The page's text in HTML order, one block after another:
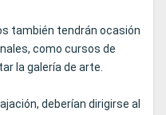
también tendrán ocasión
como cursos de
la galería de arte.
deberían dirigirse al